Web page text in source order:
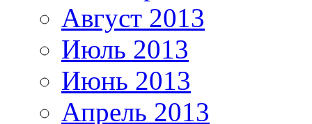
Август 2013
Июль 2013
Июнь 2013
Апрель 2013